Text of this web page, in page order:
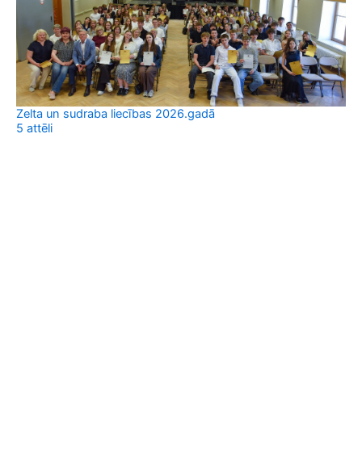
Zelta un sudraba liecības 2026.gadā
5 attēli